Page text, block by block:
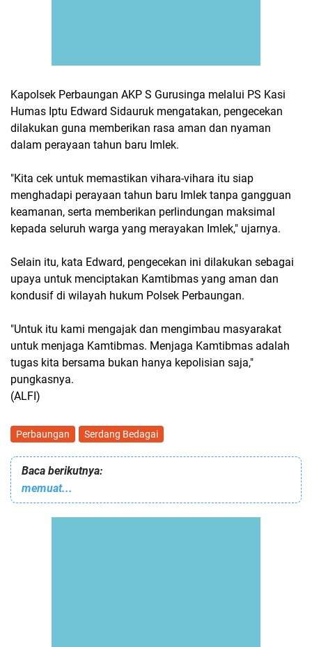
Kapolsek Perbaungan AKP S Gurusinga melalui PS Kasi
Humas Iptu Edward Sidauruk mengatakan, pengecekan
dilakukan guna memberikan rasa aman dan nyaman
dalam perayaan tahun baru Imlek.
"Kita cek untuk memastikan vihara-vihara itu siap
menghadapi perayaan tahun baru Imlek tanpa gangguan
keamanan, serta memberikan perlindungan maksimal
kepada seluruh warga yang merayakan Imlek," ujarnya.
Selain itu, kata Edward, pengecekan ini dilakukan sebagai
upaya untuk menciptakan Kamtibmas yang aman dan
kondusif di wilayah hukum Polsek Perbaungan.
"Untuk itu kami mengajak dan mengimbau masyarakat
untuk menjaga Kamtibmas. Menjaga Kamtibmas adalah
tugas kita bersama bukan hanya kepolisian saja,"
pungkasnya.
(ALFI)
Perbaungan Serdang Bedagai
Baca berikutnya:
memuat...